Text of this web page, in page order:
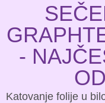
-
Katovanje folije u